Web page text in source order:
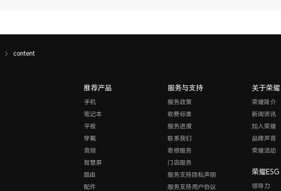
content
推荐产品
手机
笔记本
平板
穿戴
音频
智慧屏
路由
配件
服务与支持
服务政策
收费标准
服务进度
联系我们
寄修服务
门店服务
服务支持隐私声明
服务支持用户协议
关于荣耀
荣耀简介
新闻资讯
加入荣耀
品牌声音
荣耀活动
荣耀ESG
领导力